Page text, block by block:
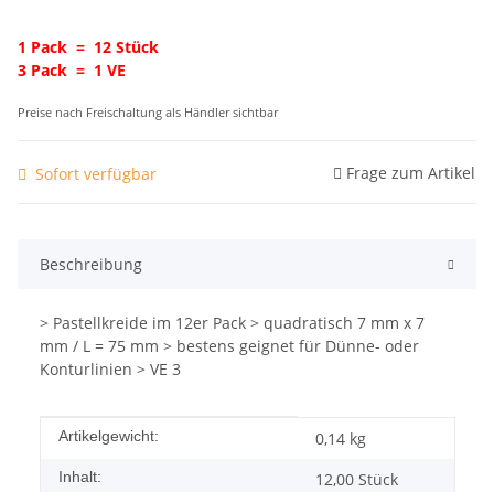
1 Pack = 12 Stück
3 Pack = 1 VE
Preise nach Freischaltung als Händler sichtbar
Sofort verfügbar Frage zum Artikel
Beschreibung
> Pastellkreide im 12er Pack > quadratisch 7 mm x 7
mm / L = 75 mm > bestens geignet für Dünne- oder
Konturlinien > VE 3
Produkteigenschaft
Wert
Artikelgewicht: 0,14 kg
Inhalt: 12,00 Stück